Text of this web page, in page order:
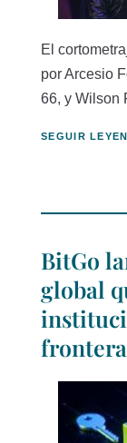
El
por Arcesio
66, y Wilson
SEGUIR
BitGo
global